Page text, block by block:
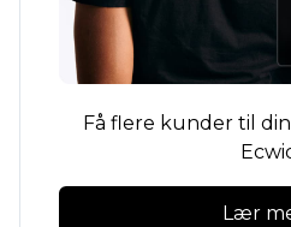
Få flere kunder til
Lær